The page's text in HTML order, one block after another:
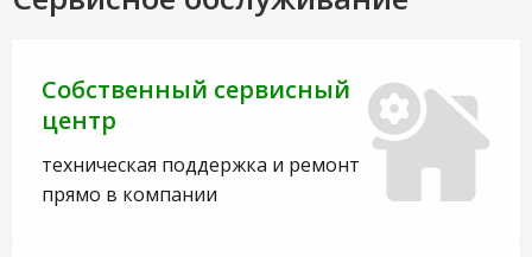
Собственный сервисный
центр
техническая поддержка и ремонт
прямо в компании